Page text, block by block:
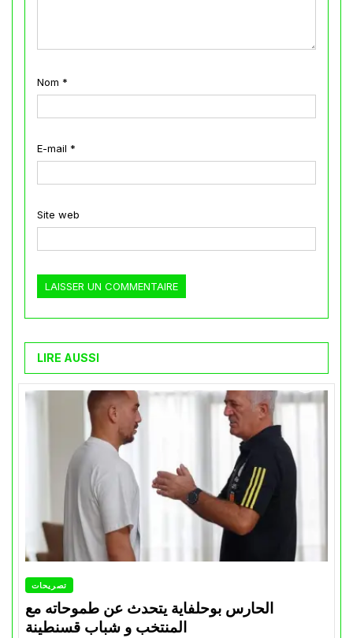
Nom *
E-mail *
Site web
LIRE AUSSI
تصريحات
الحارس بوحلفاية يتحدث عن طموحاته مع
المنتخب و شباب قسنطينة